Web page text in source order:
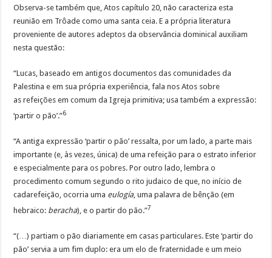
Observa-se também que, Atos capítulo 20, não caracteriza esta
reunião em Trôade como uma santa ceia. E a própria literatura
proveniente de autores adeptos da observância dominical auxiliam
nesta questão:
“Lucas, baseado em antigos documentos das comunidades da
Palestina e em sua própria experiência, fala nos Atos sobre
as refeições em comum da Igreja primitiva; usa também a expressão:
‘partir o pão’.”6
“A antiga expressão ‘partir o pão’ ressalta, por um lado, a parte mais
importante (e, às vezes, única) de uma refeição para o estrato inferior
e especialmente para os pobres. Por outro lado, lembra o
procedimento comum segundo o rito judaico de que, no início de
cadarefeição, ocorria uma eulogía, uma palavra de bênção (em
hebraico: beracha), e o partir do pão.”7
“(…) partiam o pão diariamente em casas particulares. Este ‘partir do
pão’ servia a um fim duplo: era um elo de fraternidade e um meio